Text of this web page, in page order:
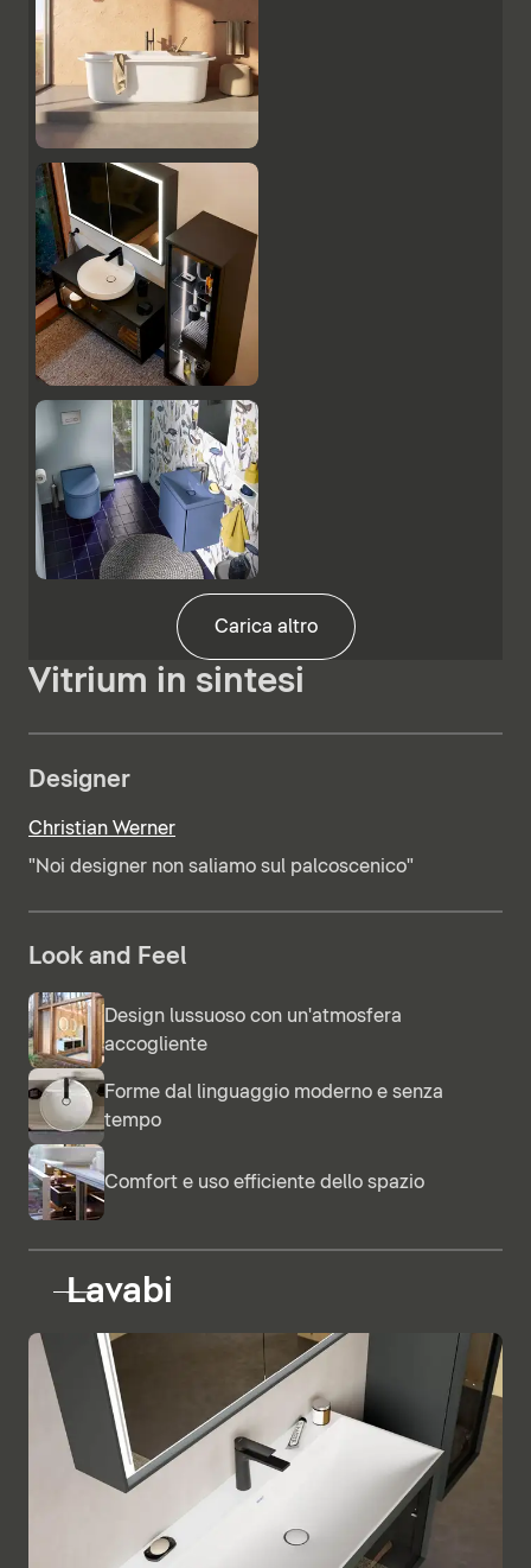
Carica altro
Vitrium in sintesi
Designer
Christian Werner
"Noi designer non saliamo sul palcoscenico"
Look and Feel
Design lussuoso con un'atmosfera
accogliente
Forme dal linguaggio moderno e senza
tempo
Comfort e uso efficiente dello spazio
Lavabi